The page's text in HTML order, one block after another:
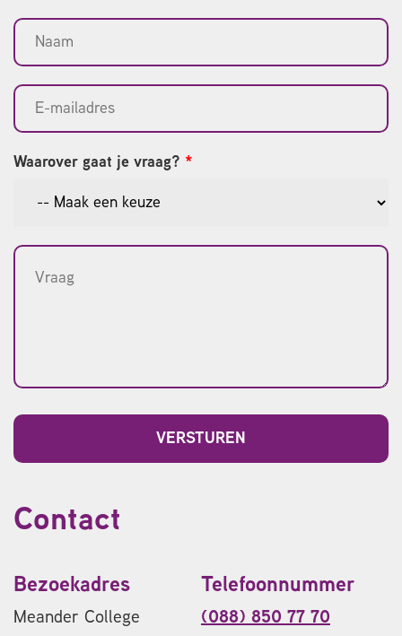
Waarover gaat je vraag? *
Contact
Bezoekadres
Meander College
Telefoonnummer
(088) 850 77 70